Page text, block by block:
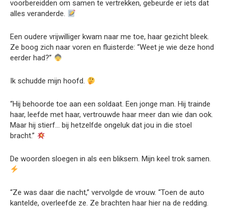
voorbereidden om samen te vertrekken, gebeurde er iets dat
alles veranderde.
Een oudere vrijwilliger kwam naar me toe, haar gezicht bleek.
Ze boog zich naar voren en fluisterde: “Weet je wie deze hond
eerder had?”
Ik schudde mijn hoofd.
“Hij behoorde toe aan een soldaat. Een jonge man. Hij trainde
haar, leefde met haar, vertrouwde haar meer dan wie dan ook.
Maar hij stierf… bij hetzelfde ongeluk dat jou in die stoel
bracht.”
De woorden sloegen in als een bliksem. Mijn keel trok samen.
“Ze was daar die nacht,” vervolgde de vrouw. “Toen de auto
kantelde, overleefde ze. Ze brachten haar hier na de redding.